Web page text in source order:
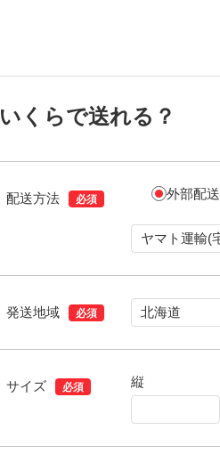
いくらで送れる？
配送方法 必須 外部配送
発送地域 必須
サイズ 必須
縦